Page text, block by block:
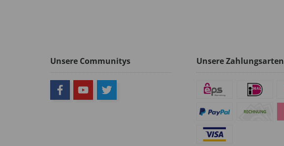
Unsere Communitys Unsere Zahlungsarten